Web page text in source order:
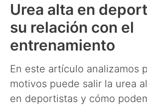
Urea alta en
su relación con el
entrenamiento
En este artículo analizamos
motivos puede salir la urea
en deportistas y cómo